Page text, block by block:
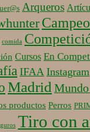
Arqueros
comida
Cursos En
IFAA Instagram
Madrid
productos Perros
Tiro con